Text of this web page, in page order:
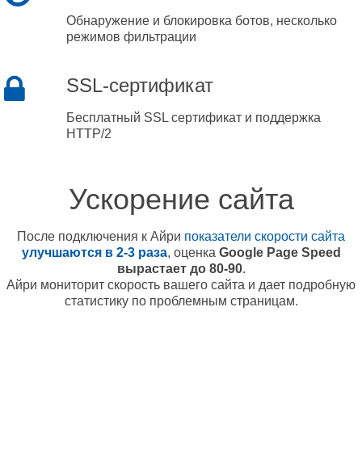
Обнаружение и блокировка ботов, несколько
режимов фильтрации
SSL-сертификат
Бесплатный SSL сертификат и поддержка
HTTP/2
Ускорение сайта
После подключения к Айри показатели скорости сайта
улучшаются в 2-3 раза, оценка Google Page Speed
вырастает до 80-90.
Айри мониторит скорость вашего сайта и дает подробную
статистику по проблемным страницам.